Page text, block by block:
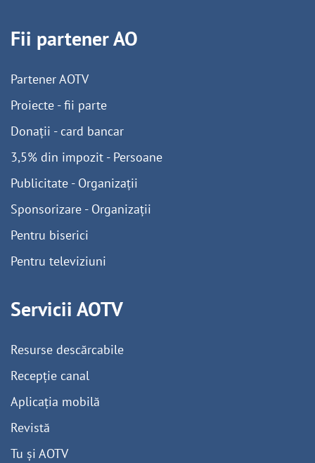
Fii partener AO
Partener AOTV
Proiecte - fii parte
Donații - card bancar
3,5% din impozit - Persoane
Publicitate - Organizații
Sponsorizare - Organizații
Pentru biserici
Pentru televiziuni
Servicii AOTV
Resurse descărcabile
Recepție canal
Aplicația mobilă
Revistă
Tu și AOTV